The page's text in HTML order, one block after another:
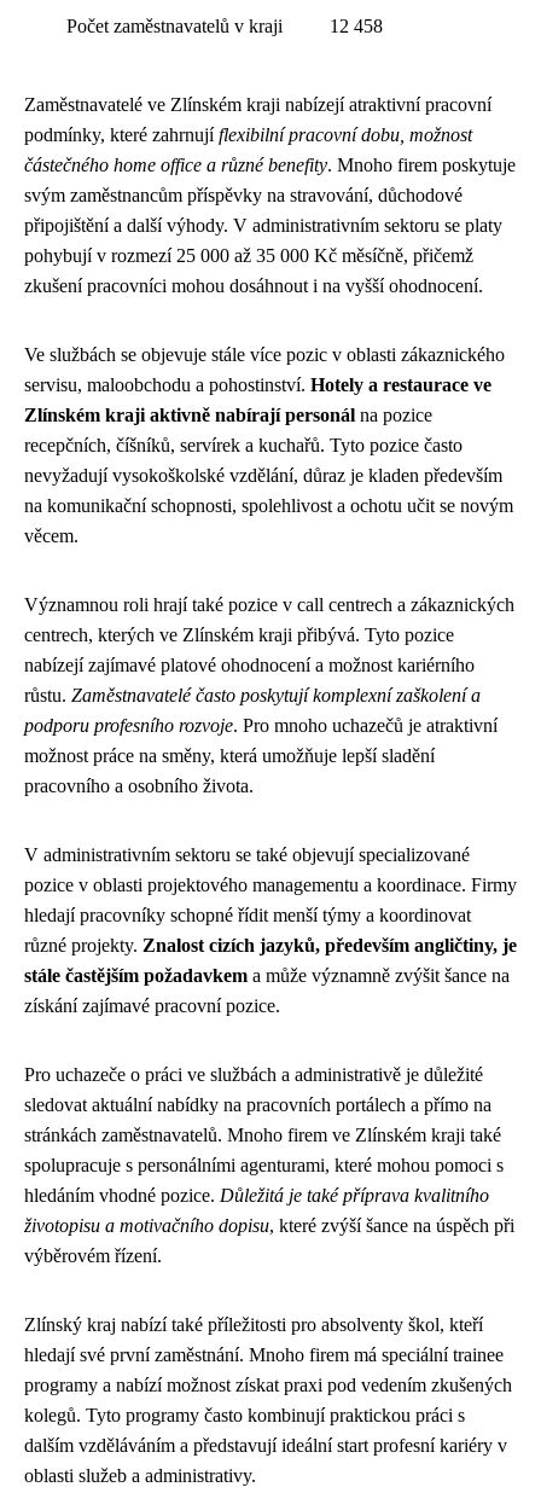
Počet zaměstnavatelů v kraji 12 458
Zaměstnavatelé ve Zlínském kraji nabízejí atraktivní pracovní
podmínky, které zahrnujíflexibilní pracovní dobu, možnost
částečného home office a různé benefity. Mnoho firem poskytuje
svým zaměstnancům příspěvky na stravování, důchodové
připojištění a další výhody. V administrativním sektoru se platy
pohybují v rozmezí 25 000 až 35 000 Kč měsíčně, přičemž
zkušení pracovníci mohou dosáhnout i na vyšší ohodnocení.
Ve službách se objevuje stále více pozic v oblasti zákaznického
servisu, maloobchodu a pohostinství. Hotely a restaurace ve
Zlínském kraji aktivně nabírají personál na pozice
recepčních, číšníků, servírek a kuchařů. Tyto pozice často
nevyžadují vysokoškolské vzdělání, důraz je kladen především
na komunikační schopnosti, spolehlivost a ochotu učit se novým
věcem.
Významnou roli hrají také pozice v call centrech a zákaznických
centrech, kterých ve Zlínském kraji přibývá. Tyto pozice
nabízejí zajímavé platové ohodnocení a možnost kariérního
růstu. Zaměstnavatelé často poskytují komplexní zaškolení a
podporu profesního rozvoje. Pro mnoho uchazečů je atraktivní
možnost práce na směny, která umožňuje lepší sladění
pracovního a osobního života.
V administrativním sektoru se také objevují specializované
pozice v oblasti projektového managementu a koordinace. Firmy
hledají pracovníky schopné řídit menší týmy a koordinovat
různé projekty. Znalost cizích jazyků, především angličtiny, je
stále častějším požadavkem a může významně zvýšit šance na
získání zajímavé pracovní pozice.
Pro uchazeče o práci ve službách a administrativě je důležité
sledovat aktuální nabídky na pracovních portálech a přímo na
stránkách zaměstnavatelů. Mnoho firem ve Zlínském kraji také
spolupracuje s personálními agenturami, které mohou pomoci s
hledáním vhodné pozice. Důležitá je také příprava kvalitního
životopisu a motivačního dopisu, které zvýší šance na úspěch při
výběrovém řízení.
Zlínský kraj nabízí také příležitosti pro absolventy škol, kteří
hledají své první zaměstnání. Mnoho firem má speciální trainee
programy a nabízí možnost získat praxi pod vedením zkušených
kolegů. Tyto programy často kombinují praktickou práci s
dalším vzděláváním a představují ideální start profesní kariéry v
oblasti služeb a administrativy.